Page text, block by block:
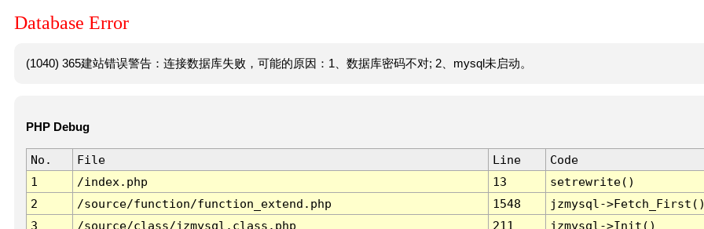
Database Error
(1040) 365建站错误警告：连接数据库失败，可能的原因：1、数据库密码不对; 2、mysql未启动。
PHP Debug
No. File Line
Code
1
/index.php 13
setrewrite()
2
/source/function/function_extend.php 1548
jzmysql-
3
/source/class/jzmysql.class.php 211
jzmysql->Init()